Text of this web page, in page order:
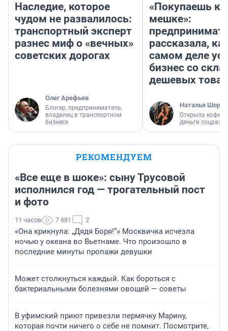
Наследие, которое
чудом не развалилось:
транспортный эксперт
разнес миф о «вечных»
советских дорогах
Олег Арефьев
Блогер, предприниматель,
владелец в транспортном
бизнесе
«Покупаешь
мешке»:
рассказала,
самом деле
бизнес со
дешевых
Наталья
Открыла
деньги
РЕКОМЕНДУЕМ
«Все еще в шоке»: сыну Трусовой
исполнился год — трогательный пост
и фото
11 часов 7 881 2
«Она крикнула: „Дядя Боря!“» Москвичка исчезла
ночью у океана во Вьетнаме. Что произошло в
последние минуты пропажи девушки
Может столкнуться каждый. Как бороться с
бактериальными болезнями овощей — советы
В уфимский приют привезли пермячку Марину,
которая почти ничего о себе не помнит. Посмотрите,